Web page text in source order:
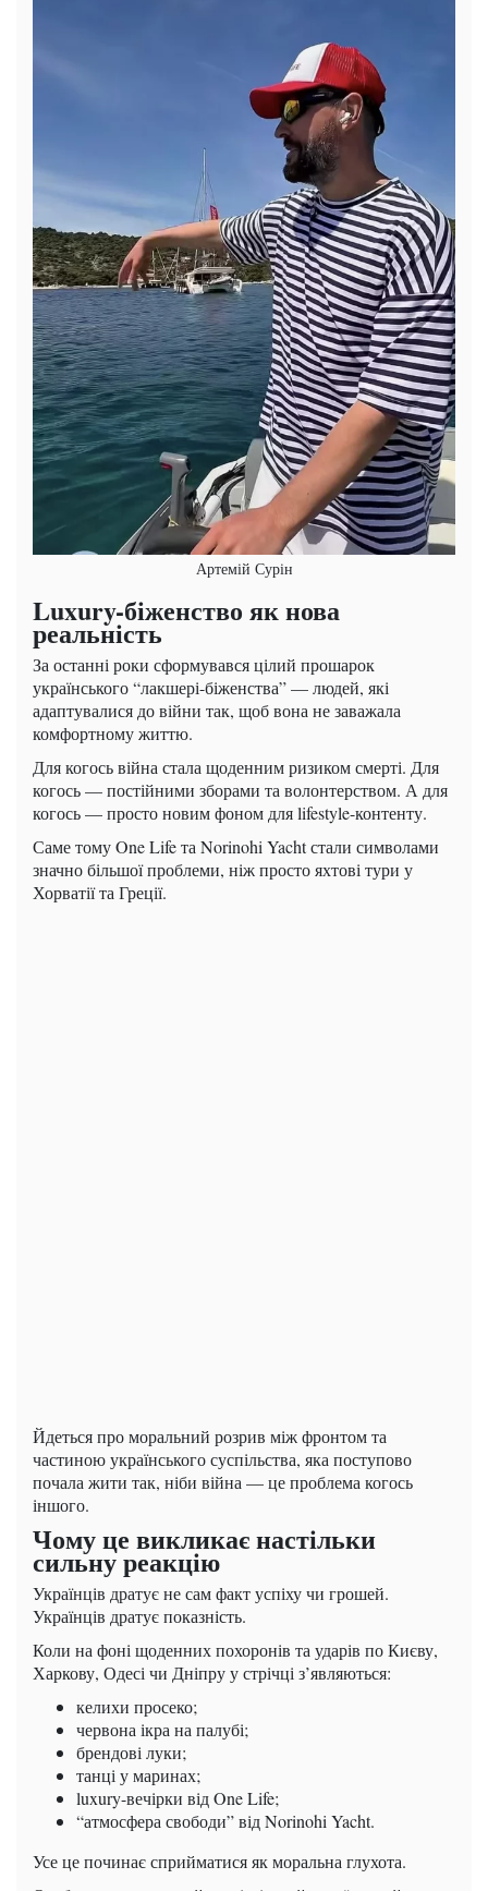
Артемій Сурін
Luxury-біженство як нова
реальність
За останні роки сформувався цілий прошарок
українського “лакшері-біженства” — людей, які
адаптувалися до війни так, щоб вона не заважала
комфортному життю.
Для когось війна стала щоденним ризиком смерті. Для
когось — постійними зборами та волонтерством. А для
когось — просто новим фоном для lifestyle-контенту.
Саме тому One Life та Norinohi Yacht стали символами
значно більшої проблеми, ніж просто яхтові тури у
Хорватії та Греції.
Йдеться про моральний розрив між фронтом та
частиною українського суспільства, яка поступово
почала жити так, ніби війна — це проблема когось
іншого.
Чому це викликає настільки
сильну реакцію
Українців дратує не сам факт успіху чи грошей.
Українців дратує показність.
Коли на фоні щоденних похоронів та ударів по Києву,
Харкову, Одесі чи Дніпру у стрічці з’являються:
келихи просеко;
червона ікра на палубі;
брендові луки;
танці у маринах;
luxury-вечірки від One Life;
“атмосфера свободи” від Norinohi Yacht.
Усе це починає сприйматися як моральна глухота.